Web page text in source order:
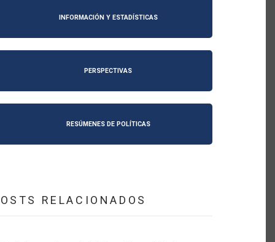
INFORMACIÓN Y ESTADÍSTICAS
PERSPECTIVAS
RESÚMENES DE POLÍTICAS
RELACIONADOS